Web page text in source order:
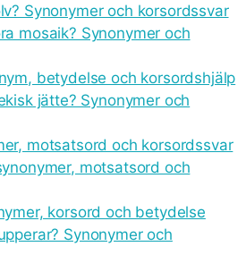
Synonymer och korsordssvar
mosaik? Synonymer och
betydelse och korsordshjälp
jätte? Synonymer och
motsatsord och korsordssvar
motsatsord och
korsord och betydelse
Synonymer och